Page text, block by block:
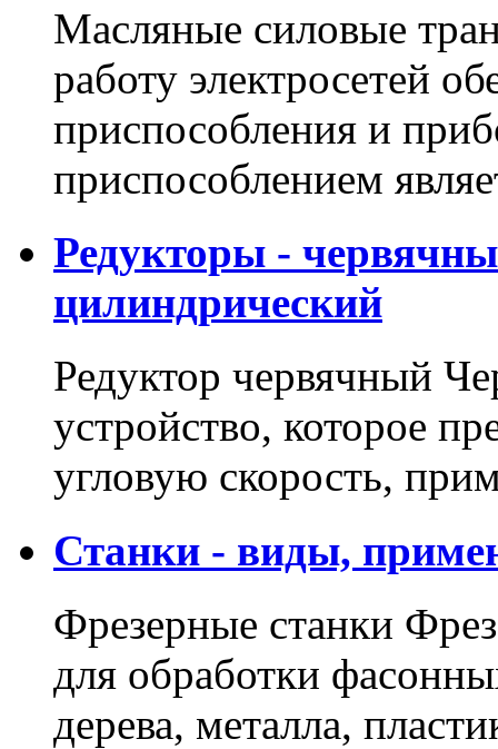
Масляные силовые
работу электросетей
приспособления и
приспособлением
Редукторы -
цилиндрический
Редуктор червячный
устройство, которое
угловую скорость,
Станки - виды,
Фрезерные станки
для обработки
дерева, металла,